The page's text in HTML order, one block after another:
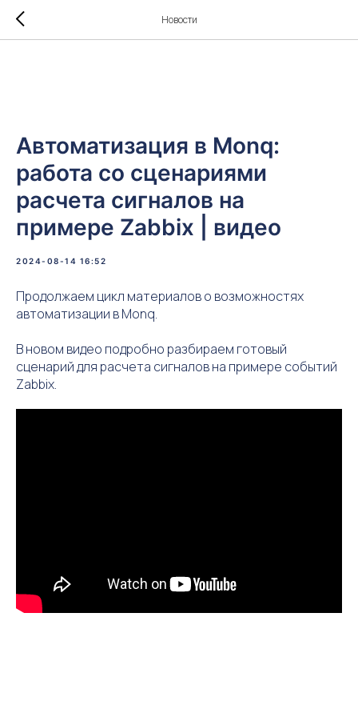
Новости
Автоматизация в Monq:
работа со сценариями
расчета сигналов на
примере Zabbix | видео
2024-08-14 16:52
Продолжаем цикл материалов о возможностях
автоматизации в Monq.
В новом видео подробно разбираем готовый
сценарий для расчета сигналов на примере событий
Zabbix.